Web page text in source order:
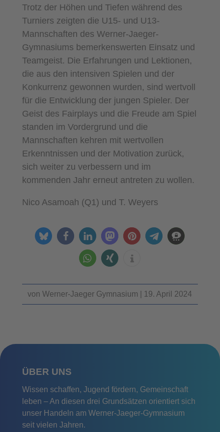
Trotz der Höhen und Tiefen während des
Turniers zeigten die U15- und U13-
Mannschaften des Werner-Jaeger-
Gymnasiums bemerkenswerten Einsatz und
Teamgeist. Die Erfahrungen und Lektionen,
die aus den intensiven Spielen und der
Konkurrenz gewonnen wurden, sind wertvoll
für die Entwicklung der jungen Spieler. Der
Geist des Fairplays und die Freude am Spiel
standen im Vordergrund und die
Mannschaften kehren mit wertvollen
Erkenntnissen und der Motivation zurück,
sich weiter zu verbessern und im
kommenden Jahr erneut antreten zu wollen.
Nico Asamoah (Q1) und T. Weyers
vonWerner-Jaeger Gymnasium 19. April 2024
ÜBER UNS
Wissen schaffen, Jugend fördern, Gemeinschaft
leben – An diesen drei Grundsätzen orientiert sich
unser Handeln am Werner-Jaeger-Gymnasium
seit vielen Jahren.